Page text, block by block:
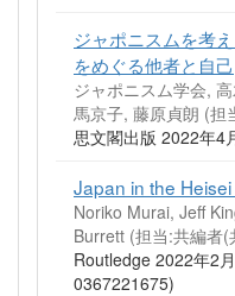
ジャポニスムを考
をめぐる他者と自己
ジャポニスム学会,
馬京子, 藤原貞朗 (担
思文閣出版 2022年4
Japan in the
Noriko Murai, Jeff
Burrett (担当:共編者(
Routledge 2022年2
0367221675)